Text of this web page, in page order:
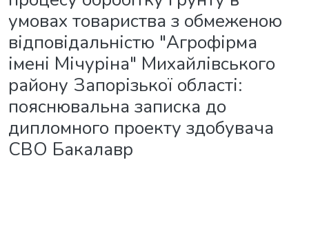
умовах товариства з обмеженою
відповідальністю "Агрофірма
імені Мічуріна" Михайлівського
району Запорізької області:
пояснювальна записка до
дипломного проекту здобувача
СВО Бакалавр